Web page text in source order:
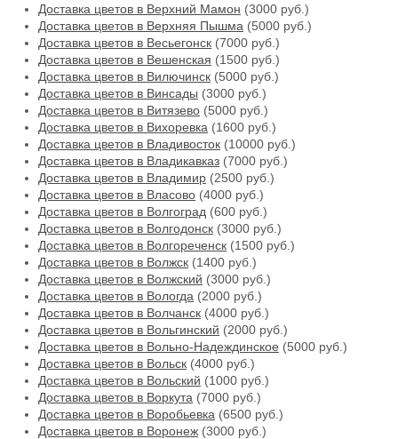
Доставка цветов в Верхний Мамон (3000 руб.)
Доставка цветов в Верхняя Пышма (5000 руб.)
Доставка цветов в Весьегонск (7000 руб.)
Доставка цветов в Вешенская (1500 руб.)
Доставка цветов в Вилючинск (5000 руб.)
Доставка цветов в Винсады (3000 руб.)
Доставка цветов в Витязево (5000 руб.)
Доставка цветов в Вихоревка (1600 руб.)
Доставка цветов в Владивосток (10000 руб.)
Доставка цветов в Владикавказ (7000 руб.)
Доставка цветов в Владимир (2500 руб.)
Доставка цветов в Власово (4000 руб.)
Доставка цветов в Волгоград (600 руб.)
Доставка цветов в Волгодонск (3000 руб.)
Доставка цветов в Волгореченск (1500 руб.)
Доставка цветов в Волжск (1400 руб.)
Доставка цветов в Волжский (3000 руб.)
Доставка цветов в Вологда (2000 руб.)
Доставка цветов в Волчанск (4000 руб.)
Доставка цветов в Вольгинский (2000 руб.)
Доставка цветов в Вольно-Надеждинское (5000 руб.)
Доставка цветов в Вольск (4000 руб.)
Доставка цветов в Вольский (1000 руб.)
Доставка цветов в Воркута (7000 руб.)
Доставка цветов в Воробьевка (6500 руб.)
Доставка цветов в Воронеж (3000 руб.)